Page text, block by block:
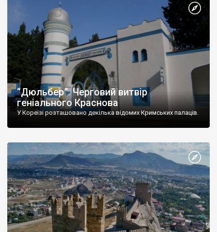
“Дюльбер”. Черговий витвір
геніального Краснова
У Кореїзі розташовано декілька відомих Кримських палаців.